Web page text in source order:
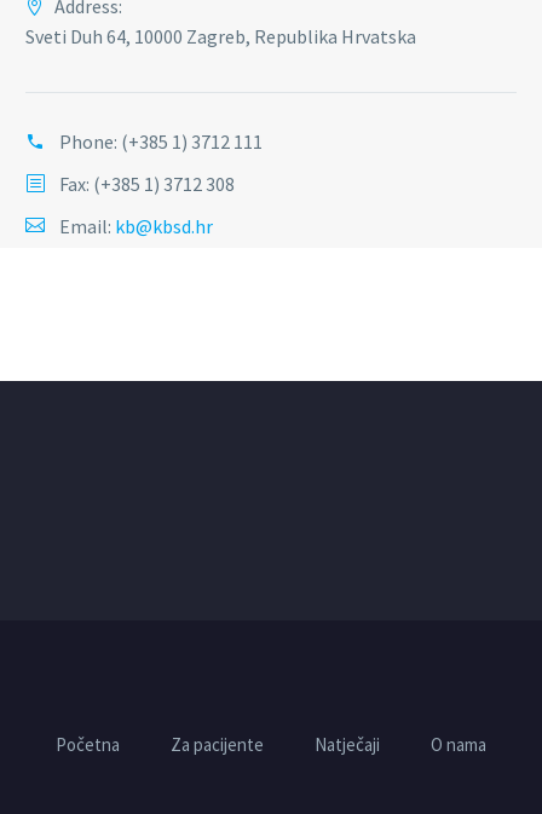
Address:
Sveti Duh 64, 10000 Zagreb, Republika Hrvatska
Phone: (+385 1) 3712 111
Fax: (+385 1) 3712 308
Email: kb@kbsd.hr
Početna Za pacijente Natječaji O nama